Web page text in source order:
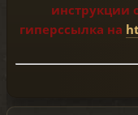
инструкции
гиперссылка на